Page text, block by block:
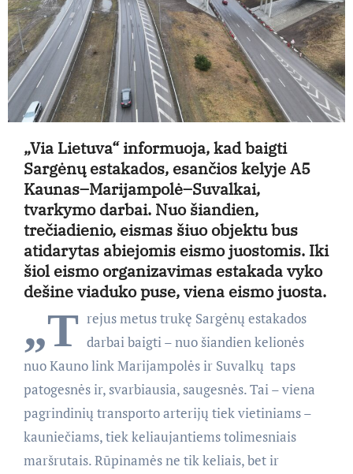
„Via Lietuva“ informuoja, kad baigti
Sargėnų estakados, esančios kelyje A5
Kaunas–Marijampolė–Suvalkai,
tvarkymo darbai. Nuo šiandien,
trečiadienio, eismas šiuo objektu bus
atidarytas abiejomis eismo juostomis. Iki
šiol eismo organizavimas estakada vyko
dešine viaduko puse, viena eismo juosta.
„T rejus metus trukę Sargėnų estakados
darbai baigti – nuo šiandien kelionės
nuo Kauno link Marijampolės ir Suvalkų taps
patogesnės ir, svarbiausia, saugesnės. Tai – viena
pagrindinių transporto arterijų tiek vietiniams –
kauniečiams, tiek keliaujantiems tolimesniais
maršrutais. Rūpinamės ne tik keliais, bet ir